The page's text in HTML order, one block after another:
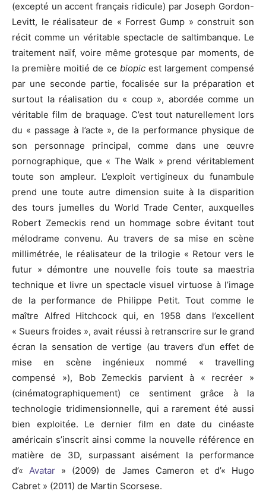
(excepté un accent français ridicule) par Joseph Gordon-
Levitt, le réalisateur de « Forrest Gump » construit son
récit comme un véritable spectacle de saltimbanque. Le
traitement naïf, voire même grotesque par moments, de
la première moitié de ce biopicest largement compensé
par une seconde partie, focalisée sur la préparation et
surtout la réalisation du « coup », abordée comme un
véritable film de braquage. C’est tout naturellement lors
du « passage à l’acte », de la performance physique de
son personnage principal, comme dans une œuvre
pornographique, que « The Walk » prend véritablement
toute son ampleur. L’exploit vertigineux du funambule
prend une toute autre dimension suite à la disparition
des tours jumelles du World Trade Center, auxquelles
Robert Zemeckis rend un hommage sobre évitant tout
mélodrame convenu. Au travers de sa mise en scène
millimétrée, le réalisateur de la trilogie « Retour vers le
futur » démontre une nouvelle fois toute sa maestria
technique et livre un spectacle visuel virtuose à l’image
de la performance de Philippe Petit. Tout comme le
maître Alfred Hitchcock qui, en 1958 dans l’excellent
« Sueurs froides », avait réussi à retranscrire sur le grand
écran la sensation de vertige (au travers d’un effet de
mise en scène ingénieux nommé « travelling
compensé »), Bob Zemeckis parvient à « recréer »
(cinématographiquement) ce sentiment grâce à la
technologie tridimensionnelle, qui a rarement été aussi
bien exploitée. Le dernier film en date du cinéaste
américain s’inscrit ainsi comme la nouvelle référence en
matière de 3D, surpassant aisément la performance
d’«Avatar » (2009) de James Cameron et d’« Hugo
Cabret » (2011) de Martin Scorsese.